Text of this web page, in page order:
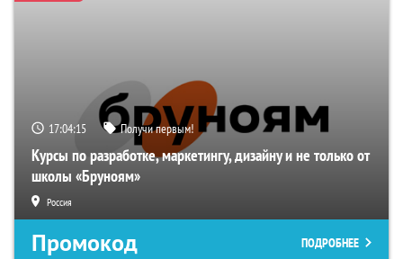
17:04:14 Получи первым!
Курсы по разработке, маркетингу, дизайну и не только от
школы «Бруноям»
Россия
Промокод ПОДРОБНЕЕ